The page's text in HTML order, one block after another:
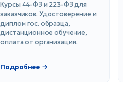
Курсы 44-ФЗ и 223-ФЗ для
заказчиков. Удостоверение и
диплом гос. образца,
дистанционное обучение,
оплата от организации.
Подробнее →